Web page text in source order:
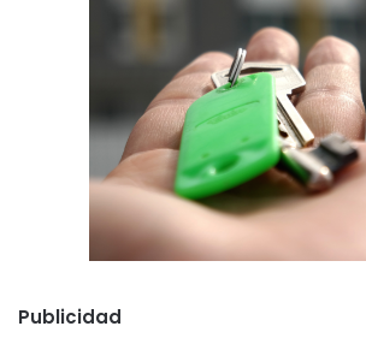
Publicidad